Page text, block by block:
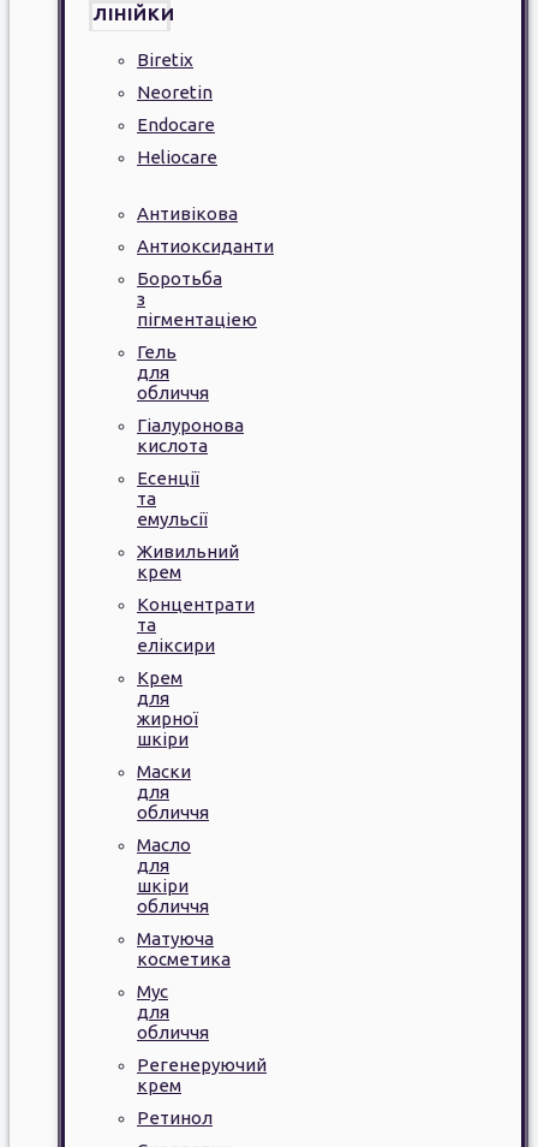
ЛІНІЙКИ
Biretix
Neoretin
Endocare
Heliocare
Антивікова
Антиоксиданти
Боротьба
з
пігментаціею
Гель
для
обличчя
Гіалуронова
кислота
Есенції
та
емульсії
Живильний
крем
Концентрати
та
еліксири
Крем
для
жирної
шкіри
Маски
для
обличчя
Масло
для
шкіри
обличчя
Матуюча
косметика
Мус
для
обличчя
Регенеруючий
крем
Ретинол